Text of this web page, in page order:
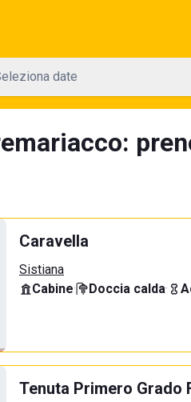
date
Caravella
Sistiana
Cabine· Doccia calda·
Tenuta Primero Grado